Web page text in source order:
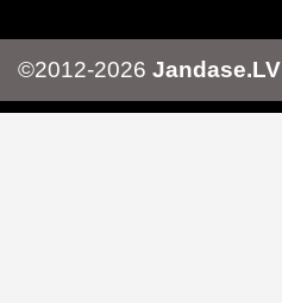
©2012-2026 Jandase.LV